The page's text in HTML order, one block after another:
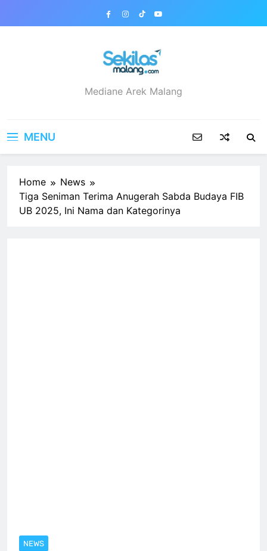
sekilasmalang.com
Mediane Arek Malang
MENU
Home
News
Tiga Seniman Terima Anugerah Sabda Budaya FIB
UB 2025, Ini Nama dan Kategorinya
NEWS